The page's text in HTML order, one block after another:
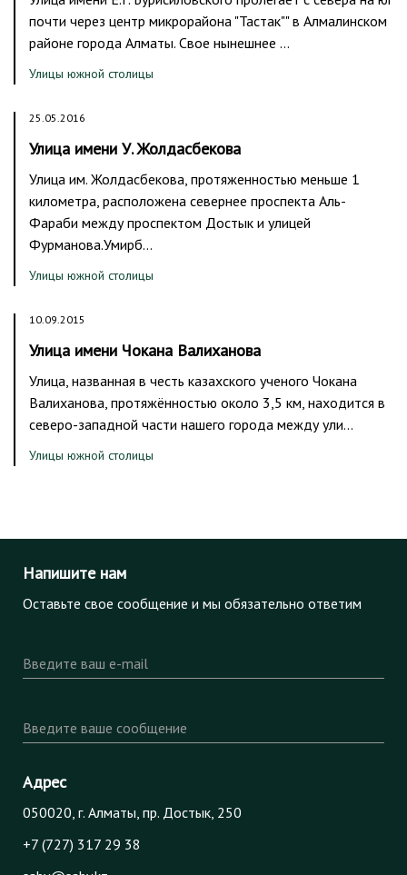
почти через центр микрорайона "Тастак"" в Алмалинском
районе города Алматы. Свое нынешнее …
Улицы южной столицы
25.05.2016
Улица имени У. Жолдасбекова
Улица им. Жолдасбекова, протяженностью меньше 1
километра, расположена севернее проспекта Аль-
Фараби между проспектом Достык и улицей
Фурманова.Умирб…
Улицы южной столицы
10.09.2015
Улица имени Чокана Валиханова
Улица, названная в честь казахского ученого Чокана
Валиханова, протяжённостью около 3,5 км, находится в
северо-западной части нашего города между ули…
Улицы южной столицы
Напишите нам
Оставьте свое сообщение и мы обязательно ответим
Введите ваш e-mail
Введите ваше сообщение
Адрес
050020, г. Алматы, пр. Достык, 250
+7 (727) 317 29 38